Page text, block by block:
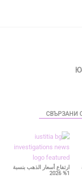
СВЪРЗАНИ
ارتفاع أسعار الذهب بنسبة
1% 2026